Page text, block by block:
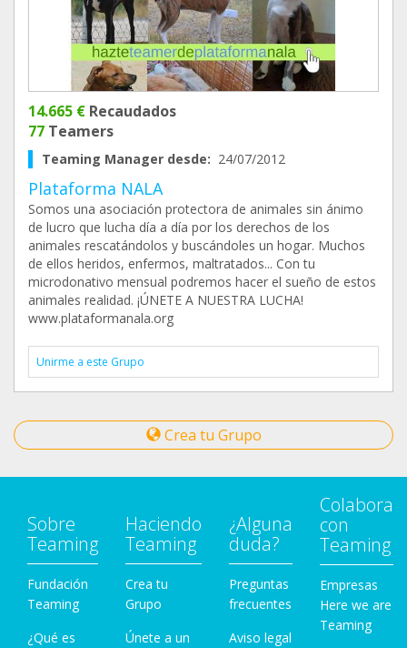
14.665 € Recaudados
77 Teamers
Teaming Manager desde: 24/07/2012
Plataforma NALA
Somos una asociación protectora de animales sin ánimo
de lucro que lucha día a día por los derechos de los
animales rescatándolos y buscándoles un hogar. Muchos
de ellos heridos, enfermos, maltratados... Con tu
microdonativo mensual podremos hacer el sueño de estos
animales realidad. ¡ÚNETE A NUESTRA LUCHA!
www.plataformanala.org
Unirme a este Grupo
Crea tu Grupo
Sobre
Teaming
Fundación
Teaming
¿Qué es
Haciendo
Teaming
Crea tu
Grupo
Únete a un
¿Alguna
duda?
Preguntas
frecuentes
Aviso legal
Colabora
con
Teaming
Empresas
Here we are
Teaming